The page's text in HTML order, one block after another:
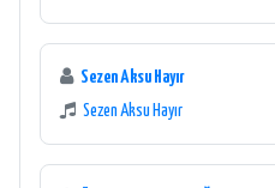
Sezen Aksu Hayır
Sezen Aksu Hayır